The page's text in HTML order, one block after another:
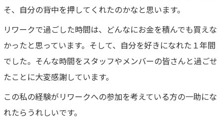
そ、自分の背中を押してくれたのかなと思います。
リワークで過ごした時間は、どんなにお金を積んでも買えな
かったと思っています。そして、自分を好きになれた１年間
でした。そんな時間をスタッフやメンバーの皆さんと過ごせ
たことに大変感謝しています。
この私の経験がリワークへの参加を考えている方の一助にな
れたらうれしいです。